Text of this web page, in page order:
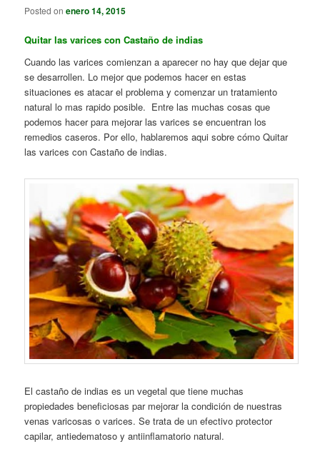
Posted onenero 14, 2015
Quitar las varices con Castaño de indias
Cuando las varices comienzan a aparecer no hay que dejar que
se desarrollen. Lo mejor que podemos hacer en estas
situaciones es atacar el problema y comenzar un tratamiento
natural lo mas rapido posible. Entre las muchas cosas que
podemos hacer para mejorar las varices se encuentran los
remedios caseros. Por ello, hablaremos aqui sobre cómo Quitar
las varices con Castaño de indias.
El castaño de indias es un vegetal que tiene muchas
propiedades beneficiosas par mejorar la condición de nuestras
venas varicosas o varices. Se trata de un efectivo protector
capilar, antiedematoso y antiinflamatorio natural.